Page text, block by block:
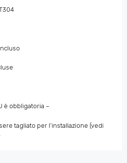
è obbligatoria –
tagliato per l’installazione (vedi